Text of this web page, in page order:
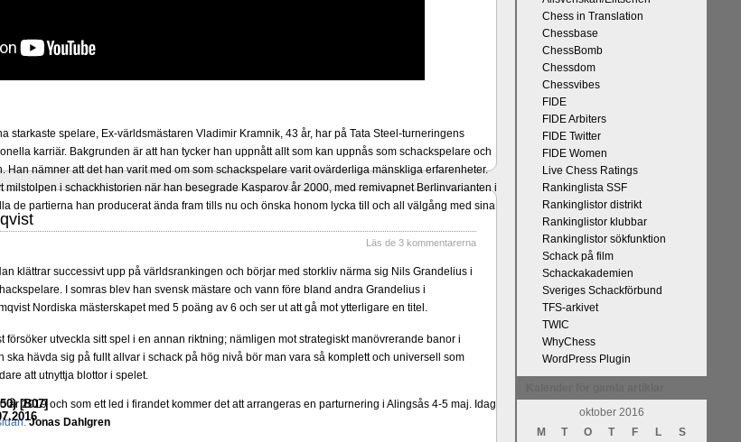
starkaste spelare, Ex-världsmästaren Vladimir Kramnik, 43 år, har på Tata Steel-turneringens
karriär. Bakgrunden är att han tycker han uppnått allt som kan uppnås som schackspelare och
Han nämner att det han varit med om som schackspelare varit ovärderliga mänskliga erfarenheter.
milstolpen i schackhistorien när han besegrade Kasparov år 2000, med remivapnet Berlinvarianten i
de partierna han producerat ända fram tills nu och önska honom lycka till och all välgång med sina
år 2019 och som ett led i firandet kommer det att arrangeras en parturnering i Alingsås 4-5 maj. Idag
Jonas Dahlgren
Läs de 3 kommentarerna
klättrar successivt upp på världsrankingen och börjar med storkliv närma sig Nils Grandelius i
I somras blev han svensk mästare och vann före bland andra Grandelius i
Nordiska mästerskapet med 5 poäng av 6 och ser ut att gå mot ytterligare en titel.
försöker utveckla sitt spel i en annan riktning; nämligen mot strategiskt manövrerande banor i
ska hävda sig på fullt allvar i schack på hög nivå bör man vara så komplett och universell som
att utnyttja blottor i spelet.
[B07]
Chess in Translation
Chessbase
ChessBomb
Chessdom
Chessvibes
FIDE
FIDE Arbiters
FIDE Twitter
FIDE Women
Live Chess Ratings
Rankinglista SSF
Rankinglistor distrikt
Rankinglistor klubbar
Rankinglistor sökfunktion
Schack på film
Schackakademien
Sveriges Schackförbund
TFS-arkivet
TWIC
WhyChess
WordPress Plugin
oktober 2016
M
T O T F L
S